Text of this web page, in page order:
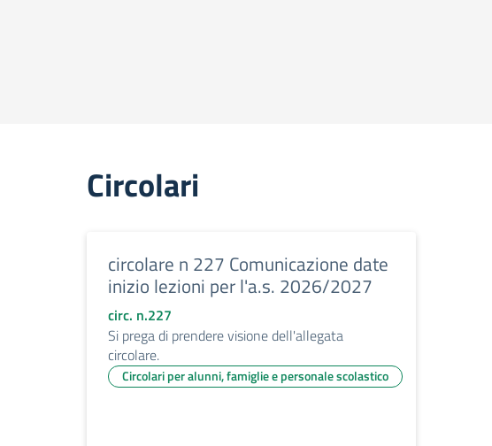
Circolari
circolare n 227 Comunicazione date
inizio lezioni per l'a.s. 2026/2027
circ. n.227
Si prega di prendere visione dell'allegata
circolare.
Circolari per alunni, famiglie e personale scolastico